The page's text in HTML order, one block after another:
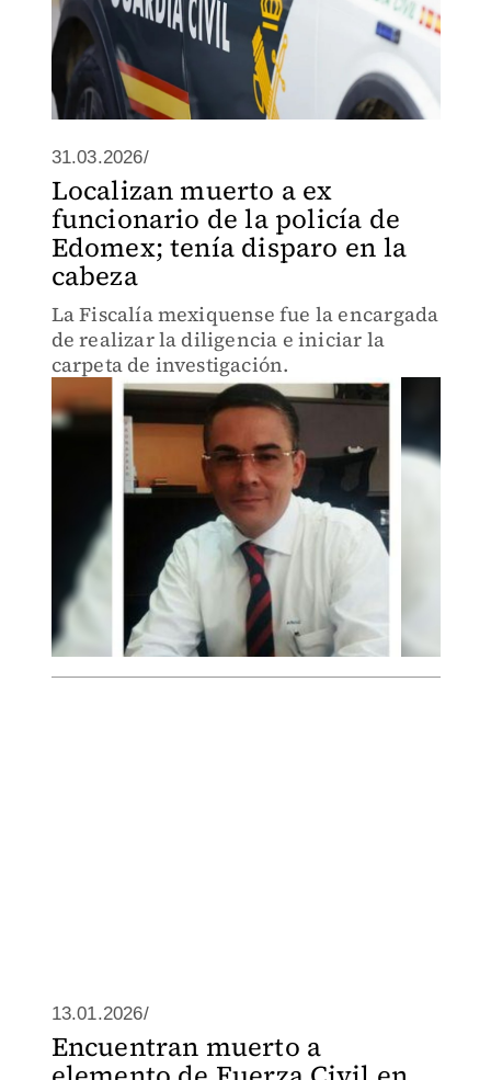
31.03.2026/
Localizan muerto a ex
funcionario de la policía de
Edomex; tenía disparo en la
cabeza
La Fiscalía mexiquense fue la encargada
de realizar la diligencia e iniciar la
carpeta de investigación.
13.01.2026/
Encuentran muerto a